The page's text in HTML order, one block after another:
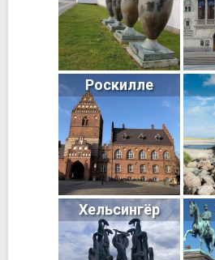
Роскилле
Хельсингёр